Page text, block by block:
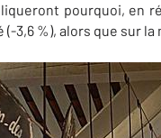
pourquoi, en
(-3,6 %), alors que sur